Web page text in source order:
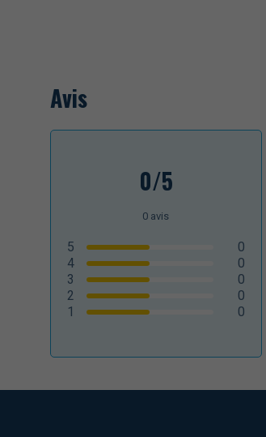
Avis
0/5
0 avis
5
0
4
0
3
0
2
0
1
0